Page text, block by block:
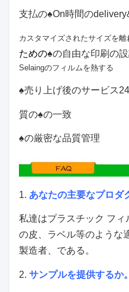
支払の♠On時間の
カスタマイズされたサイズを離
ための♠の自由な印刷の
Selaingのフィルムを熱する
♠売り上げ後のサービス
質の♠の一致
♠の厳密な品質管理
1. あなたの主要なプロダ
私達はプラスチック フ
の皮、ラベル等のような
製造者、である。
2. サンプルを提供するか。